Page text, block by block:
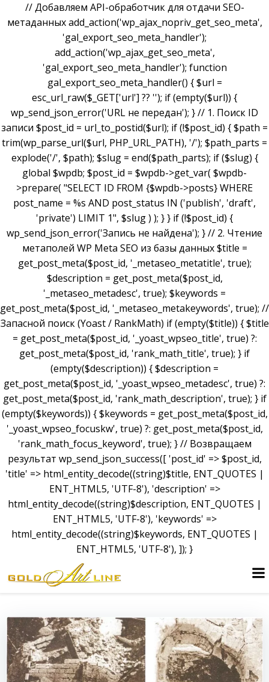
// Добавляем API-обработчик для отдачи SEO-
метаданных add_action('wp_ajax_nopriv_get_seo_meta',
'gal_export_seo_meta_handler');
add_action('wp_ajax_get_seo_meta',
'gal_export_seo_meta_handler'); function
gal_export_seo_meta_handler() { $url =
esc_url_raw($_GET['url'] ?? ''); if (empty($url)) {
wp_send_json_error('URL не передан'); } // 1. Поиск ID
записи $post_id = url_to_postid($url); if (!$post_id) { $path =
trim(wp_parse_url($url, PHP_URL_PATH), '/'); $path_parts =
explode('/', $path); $slug = end($path_parts); if ($slug) {
global $wpdb; $post_id = $wpdb->get_var( $wpdb-
>prepare( "SELECT ID FROM {$wpdb->posts} WHERE
post_name = %s AND post_status IN ('publish', 'draft',
'private') LIMIT 1", $slug ) ); } } if (!$post_id) {
wp_send_json_error('Запись не найдена'); } // 2. Чтение
метаполей WP Meta SEO из базы данных $title =
get_post_meta($post_id, '_metaseo_metatitle', true);
$description = get_post_meta($post_id,
'_metaseo_metadesc', true); $keywords =
get_post_meta($post_id, '_metaseo_metakeywords', true); //
Запасной поиск (Yoast / RankMath) if (empty($title)) { $title
= get_post_meta($post_id, '_yoast_wpseo_title', true) ?:
get_post_meta($post_id, 'rank_math_title', true); } if
(empty($description)) { $description =
get_post_meta($post_id, '_yoast_wpseo_metadesc', true) ?:
get_post_meta($post_id, 'rank_math_description', true); } if
(empty($keywords)) { $keywords = get_post_meta($post_id,
'_yoast_wpseo_focuskw', true) ?: get_post_meta($post_id,
'rank_math_focus_keyword', true); } // Возвращаем
результат wp_send_json_success([ 'post_id' => $post_id,
'title' => html_entity_decode((string)$title, ENT_QUOTES |
ENT_HTML5, 'UTF-8'), 'description' =>
html_entity_decode((string)$description, ENT_QUOTES |
ENT_HTML5, 'UTF-8'), 'keywords' =>
html_entity_decode((string)$keywords, ENT_QUOTES |
ENT_HTML5, 'UTF-8'), ]); }